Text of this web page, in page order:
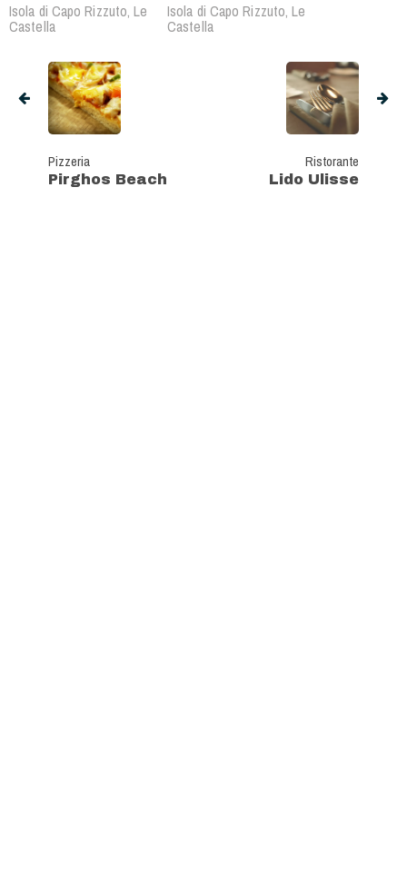
Isola di Capo Rizzuto, Le
Castella
Isola di Capo Rizzuto, Le
Castella
Pizzeria
Pirghos Beach
Ristorante
Lido Ulisse